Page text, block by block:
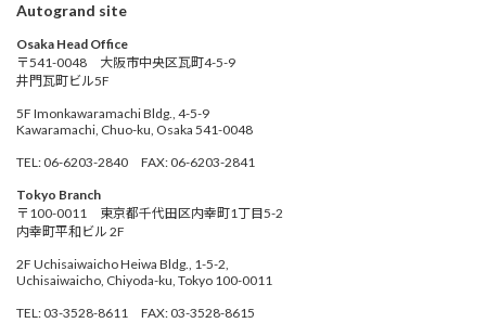
Autogrand site
Osaka Head Office
〒541-0048 大阪市中央区瓦町4-5-9
井門瓦町ビル5F
5F Imonkawaramachi Bldg., 4-5-9
Kawaramachi, Chuo-ku, Osaka 541-0048
TEL: 06-6203-2840 FAX: 06-6203-2841
Tokyo Branch
〒100-0011 東京都千代田区内幸町1丁目5-2
内幸町平和ビル 2F
2F Uchisaiwaicho Heiwa Bldg., 1-5-2,
Uchisaiwaicho, Chiyoda-ku, Tokyo 100-0011
TEL: 03-3528-8611 FAX: 03-3528-8615